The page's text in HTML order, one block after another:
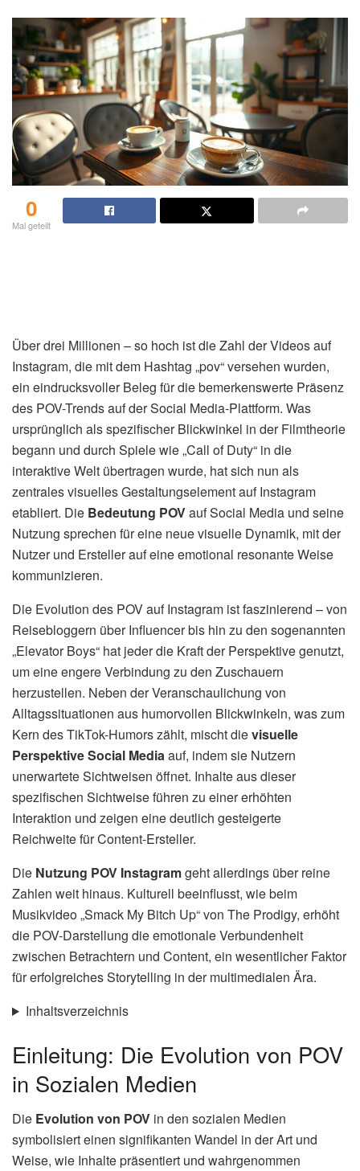
0
Mal geteilt
Über drei Millionen – so hoch ist die Zahl der Videos auf
Instagram, die mit dem Hashtag „pov“ versehen wurden,
ein eindrucksvoller Beleg für die bemerkenswerte Präsenz
des POV-Trends auf der Social Media-Plattform. Was
ursprünglich als spezifischer Blickwinkel in der Filmtheorie
begann und durch Spiele wie „Call of Duty“ in die
interaktive Welt übertragen wurde, hat sich nun als
zentrales visuelles Gestaltungselement auf Instagram
etabliert. Die Bedeutung POVauf Social Media und seine
Nutzung sprechen für eine neue visuelle Dynamik, mit der
Nutzer und Ersteller auf eine emotional resonante Weise
kommunizieren.
Die Evolution des POV auf Instagram ist faszinierend – von
Reisebloggern über Influencer bis hin zu den sogenannten
„Elevator Boys“ hat jeder die Kraft der Perspektive genutzt,
um eine engere Verbindung zu den Zuschauern
herzustellen. Neben der Veranschaulichung von
Alltagssituationen aus humorvollen Blickwinkeln, was zum
Kern des TikTok-Humors zählt, mischt dievisuelle
Perspektive Social Mediaauf, indem sie Nutzern
unerwartete Sichtweisen öffnet. Inhalte aus dieser
spezifischen Sichtweise führen zu einer erhöhten
Interaktion und zeigen eine deutlich gesteigerte
Reichweite für Content-Ersteller.
Die Nutzung POV Instagramgeht allerdings über reine
Zahlen weit hinaus. Kulturell beeinflusst, wie beim
Musikvideo „Smack My Bitch Up“ von The Prodigy, erhöht
die POV-Darstellung die emotionale Verbundenheit
zwischen Betrachtern und Content, ein wesentlicher Faktor
für erfolgreiches Storytelling in der multimedialen Ära.
Inhaltsverzeichnis
Einleitung: Die Evolution von POV
in Sozialen Medien
Die Evolution von POV in den sozialen Medien
symbolisiert einen signifikanten Wandel in der Art und
Weise, wie Inhalte präsentiert und wahrgenommen